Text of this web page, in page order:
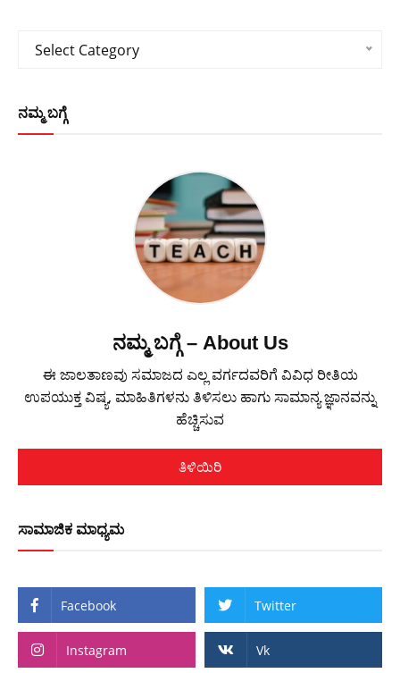
Categories
Select Category
ನಮ್ಮ ಬಗ್ಗೆ
ನಮ್ಮ ಬಗ್ಗೆ – About Us
ಈ ಜಾಲತಾಣವು ಸಮಾಜದ ಎಲ್ಲ ವರ್ಗದವರಿಗೆ ವಿವಿಧ ರೀತಿಯ
ಉಪಯುಕ್ತ ವಿಷ್ಯ, ಮಾಹಿತಿಗಳನು ತಿಳಿಸಲು ಹಾಗು ಸಾಮಾನ್ಯ ಜ್ಞಾನವನ್ನು
ಹೆಚ್ಚಿಸುವ
ತಿಳಿಯಿರಿ
ಸಾಮಾಜಿಕ ಮಾಧ್ಯಮ
Facebook Twitter
Instagram Vk